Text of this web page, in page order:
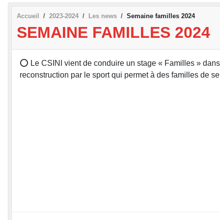
Accueil 2023-2024 Les news Semaine familles 2024
SEMAINE FAMILLES 2024
⭕️ Le CSINI vient de conduire un stage « Familles »
reconstruction par le sport qui permet à des familles de